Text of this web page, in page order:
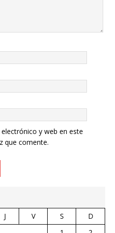
y web en este
que comente.
J V S
D